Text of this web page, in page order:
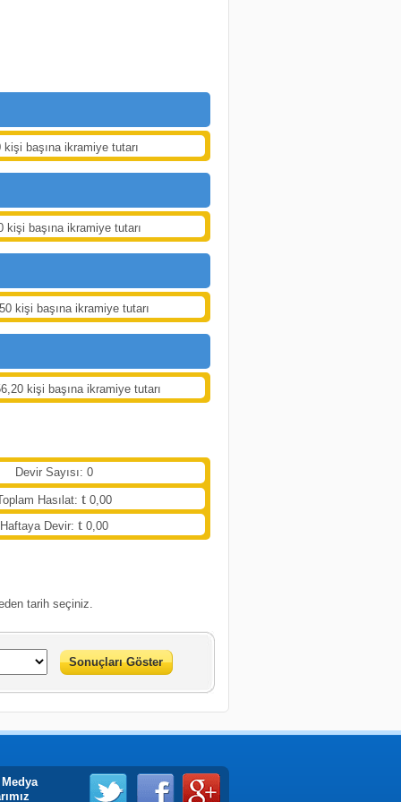
kişi başına ikramiye tutarı
kişi başına ikramiye tutarı
kişi başına ikramiye tutarı
kişi başına ikramiye tutarı
Devir Sayısı: 0
Hasılat:
0,00
Haftaya Devir:
0,00
tarih seçiniz.
Sonuçları Göster